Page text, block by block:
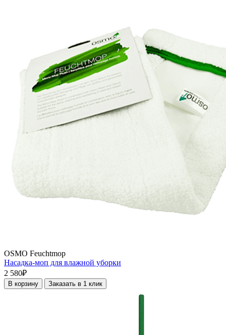
OSMO Feuchtmop
Насадка-моп для влажной уборки
2 580₽
В корзину Заказать в 1 клик